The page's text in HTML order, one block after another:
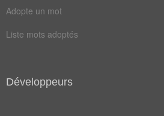
Adopte un mot
Liste mots adoptés
Développeurs